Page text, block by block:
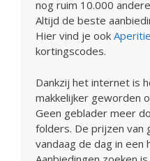
nog ruim 10.000
Altijd de beste
Hier vind je ook
kortingscodes.
Dankzij het internet is
makkelijker geworden
Geen geblader meer
folders. De prijzen van
vandaag de dag in een